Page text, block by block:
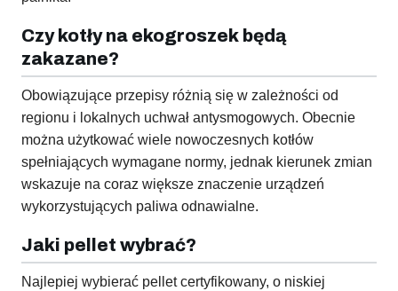
Czy kotły na ekogroszek będą
zakazane?
Obowiązujące przepisy różnią się w zależności od
regionu i lokalnych uchwał antysmogowych. Obecnie
można użytkować wiele nowoczesnych kotłów
spełniających wymagane normy, jednak kierunek zmian
wskazuje na coraz większe znaczenie urządzeń
wykorzystujących paliwa odnawialne.
Jaki pellet wybrać?
Najlepiej wybierać pellet certyfikowany, o niskiej